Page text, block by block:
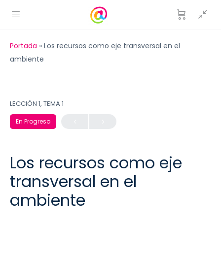
Portada » Los recursos como eje transversal en el
ambiente
LECCIÓN 1, TEMA 1
En Progreso
Los recursos como eje
transversal en el
ambiente